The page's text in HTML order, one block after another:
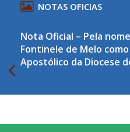
NOTAS OFICIAS
Nota de Pesar – Erias e